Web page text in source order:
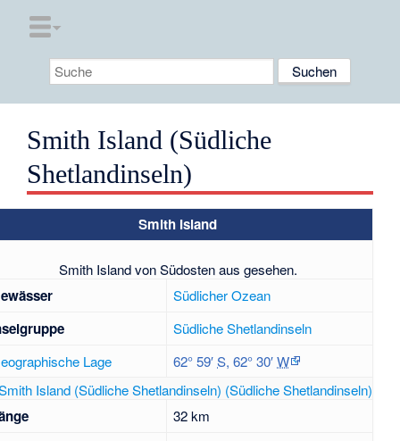
Smith Island (Südliche
Shetlandinseln)
Smith Island
Smith Island von Südosten aus gesehen.
Südlicher Ozean
Südliche Shetlandinseln
Lage
62° 59′S,62° 30′W
32 km